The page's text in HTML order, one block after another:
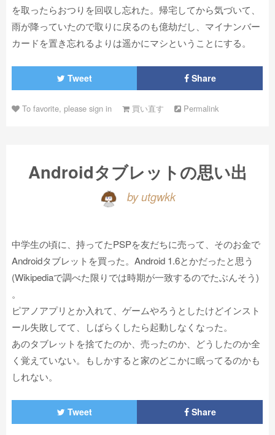
を取ったらおつりを回収し忘れた。帰宅してから気づいて、
雨が降っていたので取りに戻るのも億劫だし、マイナンバー
カードを置き忘れるよりは遥かにマシということにする。
Tweet Share
To favorite, please sign in 買い直す Permalink
Androidタブレットの思い出
by utgwkk
中学生の頃に、持ってたPSPを友だちに売って、そのお金で
Androidタブレットを買った。Android 1.6とかだったと思う
(Wikipediaで調べた限りでは時期が一致するのでたぶんそう)
。
ピアノアプリとか入れて、ゲームやろうとしたけどインスト
ール失敗してて、しばらくしたら起動しなくなった。
あのタブレットを捨てたのか、売ったのか、どうしたのか全
く覚えていない。もしかすると家のどこかに眠ってるのかも
しれない。
Tweet Share